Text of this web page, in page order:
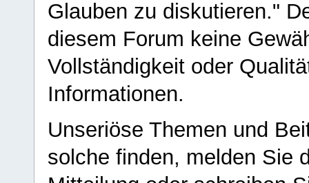
Glauben zu diskutieren."
diesem Forum keine
Vollständigkeit oder
Informationen.
Unseriöse Themen und
solche finden, melden Sie